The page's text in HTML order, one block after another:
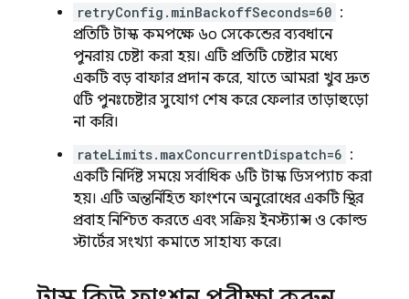
retryConfig.minBackoffSeconds=60 :
প্রতিটি টাস্ক কমপক্ষে ৬০ সেকেন্ডের ব্যবধানে
পুনরায় চেষ্টা করা হয়। এটি প্রতিটি চেষ্টার মধ্যে
একটি বড় বাফার প্রদান করে, যাতে আমরা খুব দ্রুত
৫টি পুনঃচেষ্টার সুযোগ শেষ করে ফেলার তাড়াহুড়ো
না করি।
rateLimits.maxConcurrentDispatch=6 :
একটি নির্দিষ্ট সময়ে সর্বাধিক ৬টি টাস্ক ডিসপ্যাচ করা
হয়। এটি অন্তর্নিহিত ফাংশনে অনুরোধের একটি স্থির
প্রবাহ নিশ্চিত করতে এবং সক্রিয় ইনস্ট্যান্স ও কোল্ড
স্টার্টের সংখ্যা কমাতে সাহায্য করে।